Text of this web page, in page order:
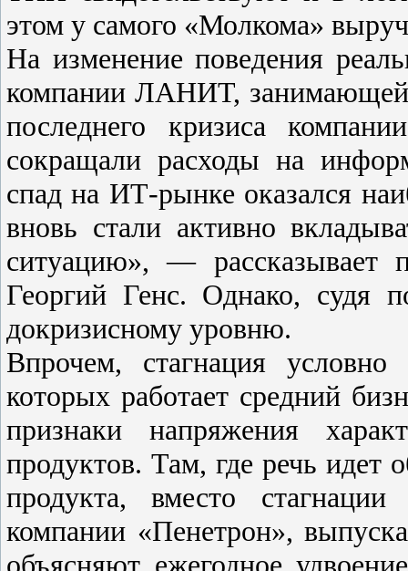
этом у самого «Молкома»
На изменение поведения
компании ЛАНИТ,
последнего кризиса
сокращали расходы на
спад на ИТ-рынке оказался
вновь стали активно
ситуацию», —
Георгий Генс. Однако, судя
докризисному уровню.
Впрочем, стагнация
которых работает средний
признаки напряжения
продуктов. Там, где речь идет
продукта, вместо
компании «Пенетрон»,
объясняют ежегодное